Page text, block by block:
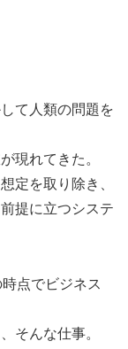
て人類の問題を
現れてきた。
定を取り除き、
提に立つシステ
点でビジネス
そんな仕事。